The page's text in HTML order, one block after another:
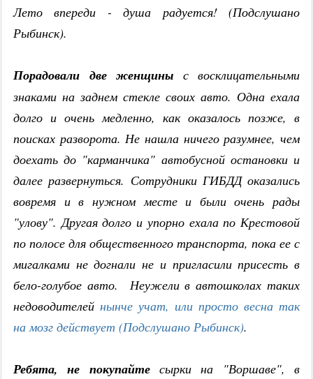
Лето впереди - душа радуется! (Подслушано
Рыбинск).
Порадовали две женщины с восклицательными
знаками на заднем стекле своих авто. Одна ехала
долго и очень медленно, как оказалось позже, в
поисках разворота. Не нашла ничего разумнее, чем
доехать до "карманчика" автобусной остановки и
далее развернуться. Сотрудники ГИБДД оказались
вовремя и в нужном месте и были очень рады
"улову". Другая долго и упорно ехала по Крестовой
по полосе для общественного транспорта, пока ее с
мигалками не догнали не и пригласили присесть в
бело-голубое авто. Неужели в автошколах таких
недоводителей нынче учат, или просто весна так
на мозг действует (Подслушано Рыбинск).
Ребята, не покупайтесырки на "Воршаве", в